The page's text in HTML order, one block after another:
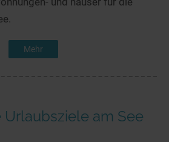
Mehr
Urlaubsziele am See